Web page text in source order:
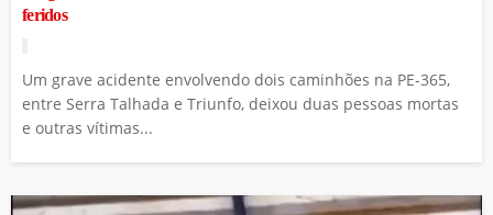
feridos
Um grave acidente envolvendo dois caminhões na PE-365,
entre Serra Talhada e Triunfo, deixou duas pessoas mortas
e outras vítimas...